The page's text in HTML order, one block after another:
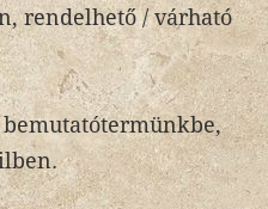
rendelhető / várható
bemutatótermünkbe,